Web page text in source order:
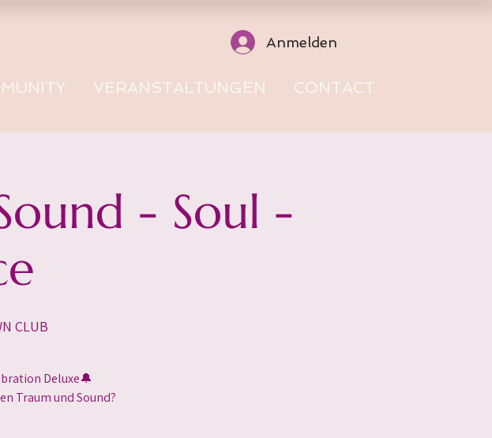
Anmelden
VERANSTALTUNGEN CONTACT
- Soul -
CLUB
Deluxe🔔
Traum und Sound?